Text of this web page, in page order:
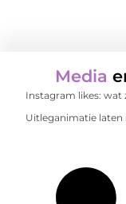
Media
Instagram likes: wat
Uitleganimatie